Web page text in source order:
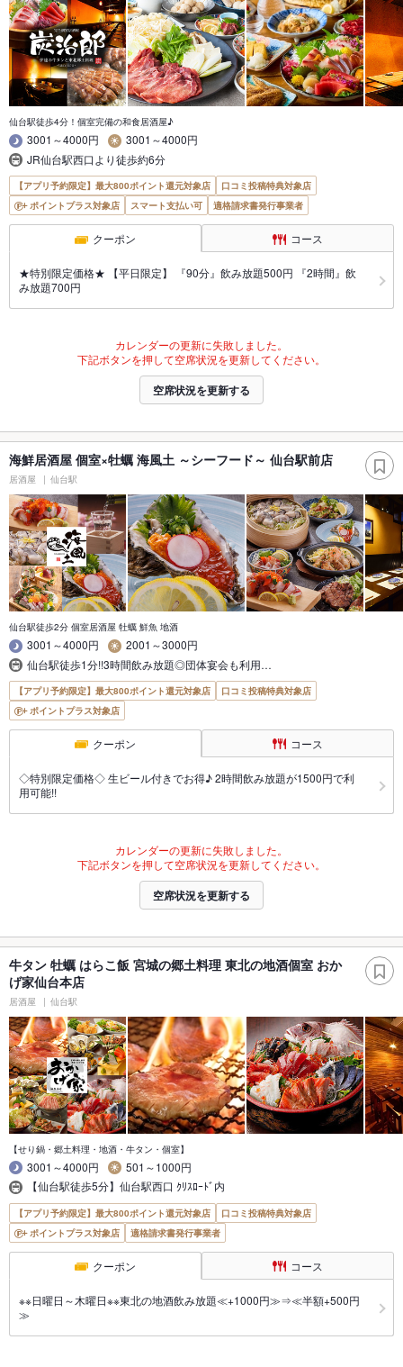
仙台駅徒歩4分！個室完備の和食居酒屋♪
3001～4000円
3001～4000円
JR仙台駅西口より徒歩約6分
【アプリ予約限定】最大800ポイント還元対象店
口コミ投稿特典対象店
ポイントプラス対象店
スマート支払い可 適格請求書発行事業者
クーポン コース
★特別限定価格★ 【平日限定】 『90分』飲み放題500円 『2時間』飲
み放題700円
カレンダーの更新に失敗しました。
下記ボタンを押して空席状況を更新してください。
空席状況を更新する
海鮮居酒屋 個室×牡蠣 海風土 ～シーフード～ 仙台駅前店
居酒屋 仙台駅
仙台駅徒歩2分 個室居酒屋 牡蠣 鮮魚 地酒
3001～4000円
2001～3000円
仙台駅徒歩1分!!3時間飲み放題◎団体宴会も利用…
【アプリ予約限定】最大800ポイント還元対象店
口コミ投稿特典対象店
ポイントプラス対象店
クーポン コース
◇特別限定価格◇ 生ビール付きでお得♪ 2時間飲み放題が1500円で利
用可能!!
カレンダーの更新に失敗しました。
下記ボタンを押して空席状況を更新してください。
空席状況を更新する
牛タン 牡蠣 はらこ飯 宮城の郷土料理 東北の地酒個室 おか
げ家仙台本店
居酒屋 仙台駅
【せり鍋・郷土料理・地酒・牛タン・個室】
3001～4000円
501～1000円
【仙台駅徒歩5分】仙台駅西口 ｸﾘｽﾛｰﾄﾞ内
【アプリ予約限定】最大800ポイント還元対象店
口コミ投稿特典対象店
ポイントプラス対象店
適格請求書発行事業者
クーポン コース
※※日曜日～木曜日※※東北の地酒飲み放題≪+1000円≫⇒≪半額+500円
≫